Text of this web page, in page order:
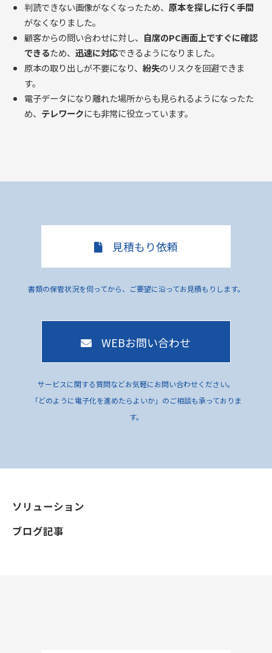
判読できない画像がなくなったため、 原本を探しに行く手間
がなくなりました。
顧客からの問い合わせに対し、 自席のPC画面上ですぐに確認
できるため、 迅速に対応できるようになりました。
原本の取り出しが不要になり、 紛失のリスクを回避できま
す。
電子データになり離れた場所からも見られるようになったた
め、 テレワークにも非常に役立っています。
見積もり依頼
書類の保管状況を伺ってから、ご要望に沿ってお見積もりします。
WEBお問い合わせ
サービスに関する質問などお気軽にお問い合わせください。
「どのように電子化を進めたらよいか」のご相談も承っておりま
す。
ソリューション
ブログ記事